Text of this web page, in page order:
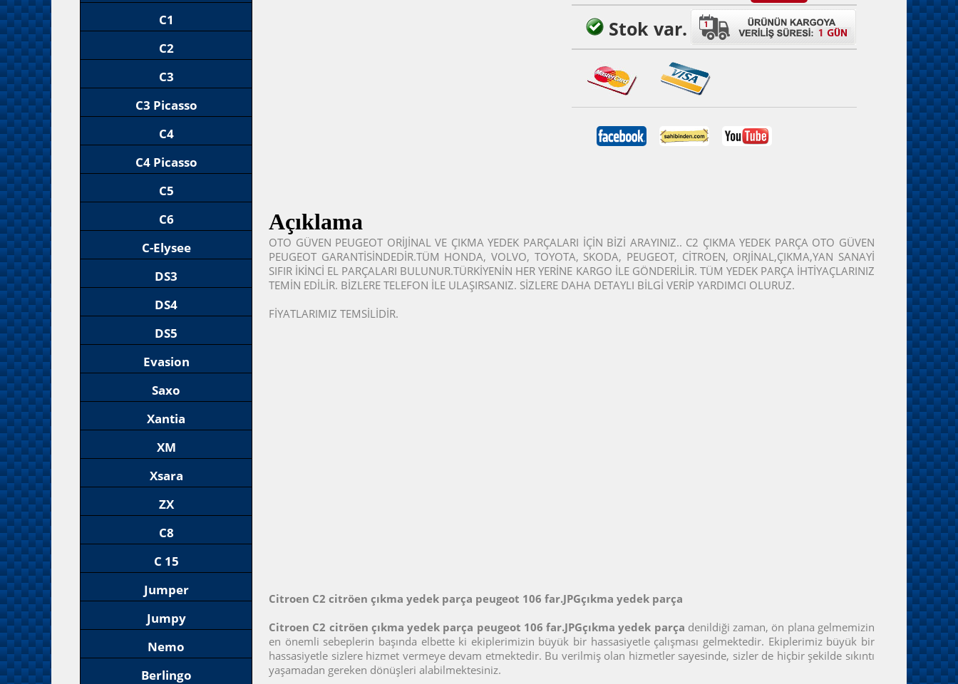
C1
C2
C3
C3 Picasso
C4
C4 Picasso
C5
C6
C-Elysee
DS3
DS4
DS5
Evasion
Saxo
Xantia
XM
Xsara
ZX
C8
C 15
Jumper
Jumpy
Nemo
Berlingo
Stok var.
Açıklama
OTO GÜVEN PEUGEOT ORİJİNAL VE ÇIKMA YEDEK PARÇALARI İÇİN BİZİ ARAYINIZ.. C2 ÇIKMA YEDEK PARÇA OTO GÜVEN
PEUGEOT GARANTİSİNDEDİR.TÜM HONDA, VOLVO, TOYOTA, SKODA, PEUGEOT, CİTROEN, ORJİNAL,ÇIKMA,YAN SANAYİ
SIFIR İKİNCİ EL PARÇALARI BULUNUR.TÜRKİYENİN HER YERİNE KARGO İLE GÖNDERİLİR. TÜM YEDEK PARÇA İHTİYAÇLARINIZ
TEMİN EDİLİR. BİZLERE TELEFON İLE ULAŞIRSANIZ. SİZLERE DAHA DETAYLI BİLGİ VERİP YARDIMCI OLURUZ.
FİYATLARIMIZ TEMSİLİDİR.
Citroen C2 citröen çıkma yedek parça peugeot 106 far.JPGçıkma yedek parça
Citroen C2 citröen çıkma yedek parça peugeot 106 far.JPGçıkma yedek parça denildiği zaman, ön plana gelmemizin
en önemli sebeplerin başında elbette ki ekiplerimizin büyük bir hassasiyetle çalışması gelmektedir. Ekiplerimiz büyük bir
hassasiyetle sizlere hizmet vermeye devam etmektedir. Bu verilmiş olan hizmetler sayesinde, sizler de hiçbir şekilde sıkıntı
yaşamadan gereken dönüşleri alabilmektesiniz.